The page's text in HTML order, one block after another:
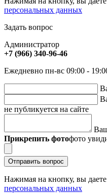
персональных данных
Задать вопрос
Администратор
+7 (966) 340-96-46
Ежедневно пн-вс 09:00 -
не публикуется на сайте
Прикрепить фотофото
Отправить вопрос
Нажимая на кнопку, вы даете
персональных данных